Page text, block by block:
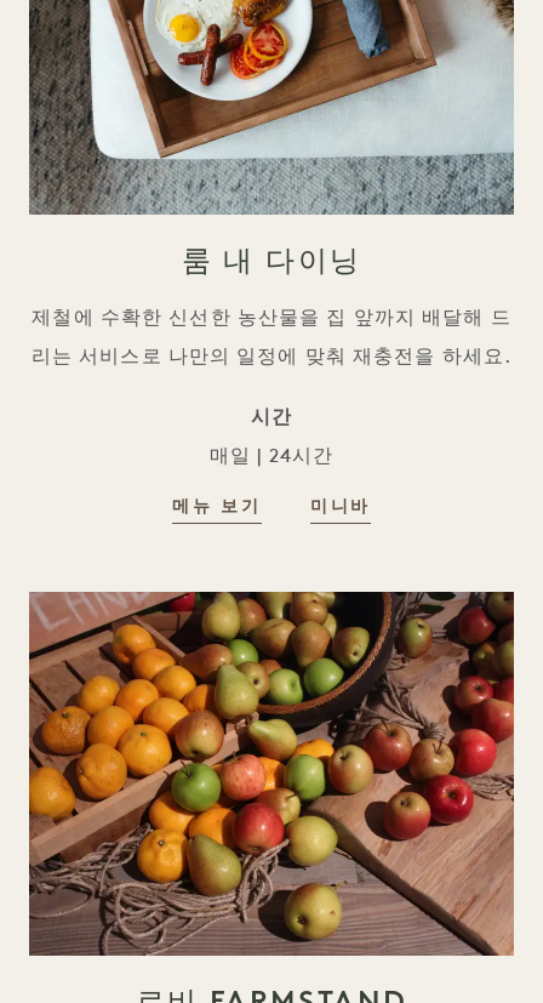
룸 내 다이닝
제철에 수확한 신선한 농산물을 집 앞까지 배달해 드
리는 서비스로 나만의 일정에 맞춰 재충전을 하세요.
시간
매일 | 24시간
메뉴 보기 객실 내 식사
미니바